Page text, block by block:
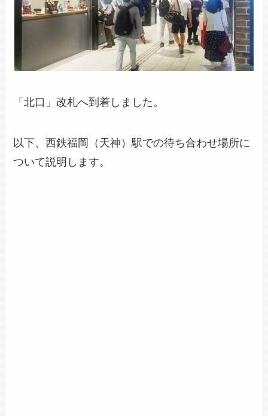
「北口」改札へ到着しました。
以下、西鉄福岡（天神）駅での待ち合わせ場所に
ついて説明します。